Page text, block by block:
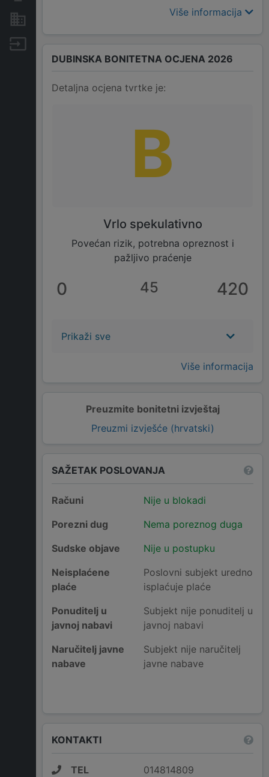
Izvoz
Više informacija
Preuzmite bonitetni izvještaj
Preuzmi izvješće (hrvatski)
DUBINSKA BONITETNA OCJENA 2026
Detaljna ocjena tvrtke je:
B
Vrlo spekulativno
Povećan rizik, potrebna opreznost i
pažljivo praćenje
0 45 420
Prikaži sve
Više informacija
SAŽETAK POSLOVANJA
Računi
Nije u blokadi
Porezni dug
Nema poreznog duga
Sudske objave
Nije u postupku
Neisplaćene
plaće
Poslovni subjekt uredno
isplaćuje plaće
Ponuditelj u
javnoj nabavi
Subjekt nije ponuditelj u
javnoj nabavi
Naručitelj javne
nabave
Subjekt nije naručitelj
javne nabave
KONTAKTI
TEL
014814809